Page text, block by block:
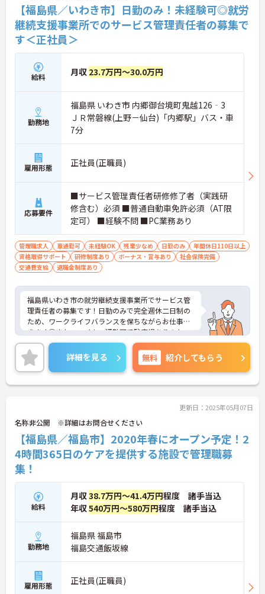
【福島県／いわき市】日勤のみ！未経験可◎就労
継続支援事業所でのサービス管理責任者の募集で
す＜正社員＞
給料 月収 23.7万円～30.0万円
勤務地
福島県 いわき市 内郷御台境町鬼越126‐3
ＪＲ常磐線(上野－仙台)「内郷駅」バス・車
7分
雇用形態 正社員(正職員)
応募要件
■サービス管理責任者研修修了者（実践研
修含む）必須 ■普通自動車免許必須（AT限
定可） ■経験不問 ■PC業務あり
管理職求人 車通勤可 未経験OK 残業少なめ 日勤のみ
年間休日110日以上
資格取得サポート
研修制度あり ボーナス・賞与あり
社会保険完備
交通費支給
退職金制度あり
福島県いわき市の就労継続支援事業所でサービス管
理責任者の募集です！日勤のみで完全週休二日制の
ため、ワークライフバランスを保ちながらお仕事で
きます◎また、マイカー通勤可で駐車場ありのた
め、お車の通勤をお考えの方も安心です。ご興味の
ある方は、ご面接のポイントお伝えしますのでご気
軽にお問い合わせください。
詳細を見る 無料 紹介してもらう
更新日：2025年05月07日
名称非公開 ※詳細はお問合せください
【福島県／福島市】2020年春にオープン予定！2
4時間365日のケアを提供する施設で管理職募
集！
給料
月収38.7万円～41.4万円程度 諸手当込
年収540万円～580万円程度 諸手当込
勤務地
福島県 福島市
福島交通飯坂線
雇用形態 正社員(正職員)